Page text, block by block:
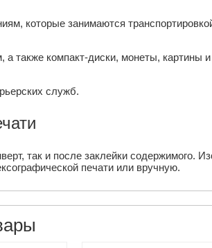
которые занимаются
также компакт-диски, монеты, картины и
служб.
так и после заклейки содержимого.
печати или вручную.